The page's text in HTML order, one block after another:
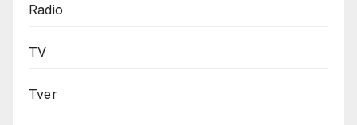
Radio
TV
Tver